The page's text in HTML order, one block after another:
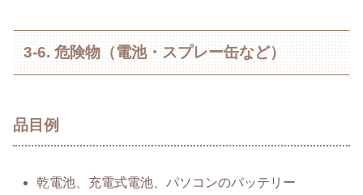
3-6. 危険物（電池・スプレー缶など）
品目例
乾電池、充電式電池、パソコンのバッテリー